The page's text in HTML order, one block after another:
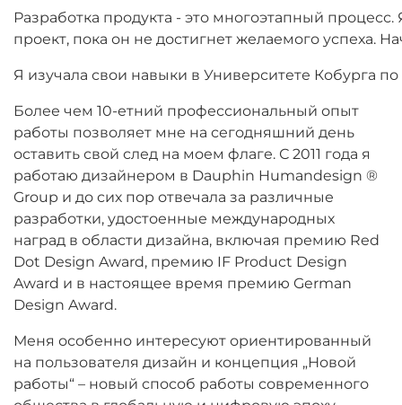
Разработка продукта - это многоэтапный
проект, пока он не достигнет желаемого успеха.
Я изучала свои навыки в Университете Кобурга
Более чем 10-етний профессиональный опыт
работы позволяет мне на сегодняшний день
оставить свой след на моем флаге. С 2011 года я
работаю дизайнером в Dauphin Humandesign ®
Group и до сих пор отвечала за различные
разработки, удостоенные международных
наград в области дизайна, включая премию Red
Dot Design Award, премию IF Product Design
Award и в настоящее время премию German
Design Award.
Меня особенно интересуют ориентированный
на пользователя дизайн и концепция „Новой
работы“ – новый способ работы современного